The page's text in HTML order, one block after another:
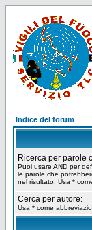
Indice del forum
Ricerca per parole
Puoi usare AND per
le parole che
nel risultato. Usa *
Cerca per autore:
Usa * come